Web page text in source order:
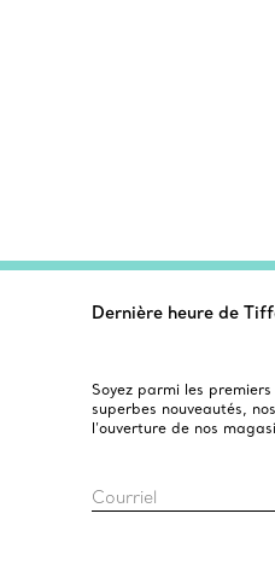
Dernière heure de
Soyez parmi les
superbes nouveautés,
l’ouverture de nos
Courriel